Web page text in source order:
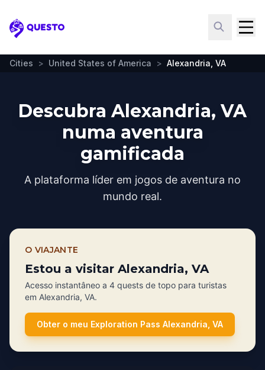
Questo
Cities > United States of America > Alexandria, VA
Descubra Alexandria, VA
numa aventura
gamificada
A plataforma líder em jogos de aventura no
mundo real.
O VIAJANTE
Estou a visitar Alexandria, VA
Acesso instantâneo a 4 quests de topo para turistas
em Alexandria, VA.
Obter o meu Exploration Pass Alexandria, VA